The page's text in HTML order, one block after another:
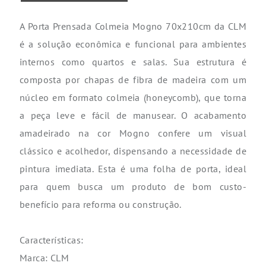
A Porta Prensada Colmeia Mogno 70x210cm da CLM
é a solução econômica e funcional para ambientes
internos como quartos e salas. Sua estrutura é
composta por chapas de fibra de madeira com um
núcleo em formato colmeia (honeycomb), que torna
a peça leve e fácil de manusear. O acabamento
amadeirado na cor Mogno confere um visual
clássico e acolhedor, dispensando a necessidade de
pintura imediata. Esta é uma folha de porta, ideal
para quem busca um produto de bom custo-
benefício para reforma ou construção.
Características:
Marca: CLM